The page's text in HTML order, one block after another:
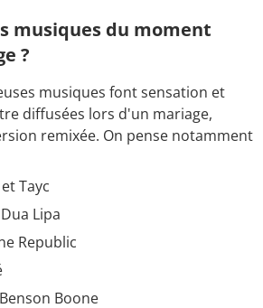
musiques du moment
?
musiques font sensation et
diffusées lors d'un mariage,
remixée. On pense notamment
Tayc
Lipa
Republic
Boone